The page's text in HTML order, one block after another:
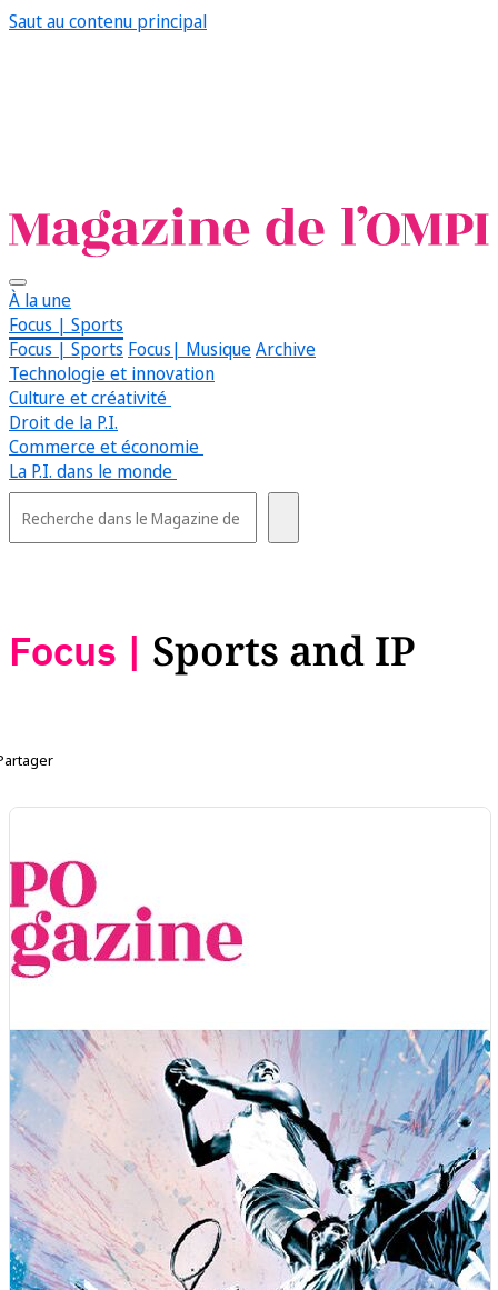
Saut au contenu principal
À la une
Focus | Sports
Focus | Sports Focus| MusiqueArchive
Technologie et innovation
Culture et créativité
Droit de la P.I.
Commerce et économie
La P.I. dans le monde
Focus | Sports and IP